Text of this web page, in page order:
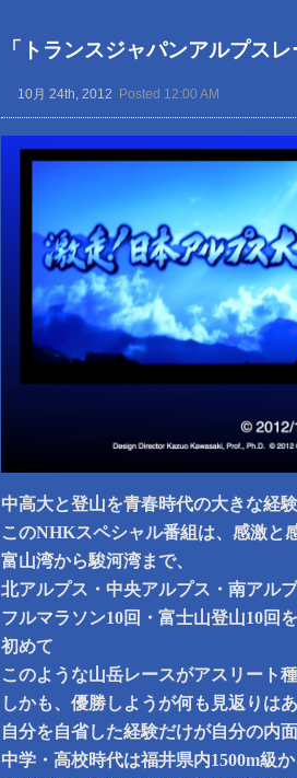
「トランスジャパンアルプス
10月 24th, 2012 Posted 12:00 AM
中高大と登山を青春時代の大きな経
このNHKスペシャル番組は、感激と
富山湾から駿河湾まで、
北アルプス・中央アルプス・南アル
フルマラソン10回・富士山登山10回
初めて
このような山岳レースがアスリート
しかも、優勝しようが何も見返りはあ
自分を自省した経験だけが自分の内
中学・高校時代は福井県内1500m級